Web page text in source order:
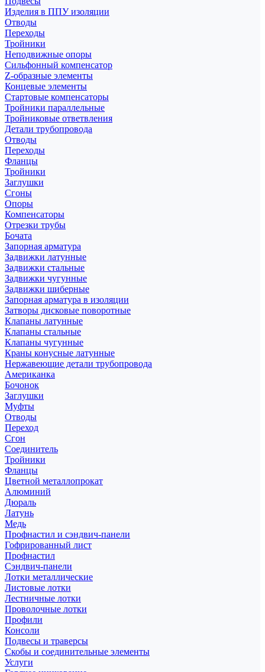
Изделия в ППУ изоляции
Отводы
Переходы
Тройники
Неподвижные опоры
Cильфонный компенсатор
Z-образные элементы
Концевые элементы
Стартовые компенсаторы
Тройники параллельные
Тройниковые ответвления
Детали трубопровода
Отводы
Переходы
Фланцы
Тройники
Заглушки
Сгоны
Опоры
Компенсаторы
Отрезки трубы
Бочата
Запорная арматура
Задвижки латунные
Задвижки стальные
Задвижки чугунные
Задвижки шиберные
Запорная арматура в изоляции
Затворы дисковые поворотные
Клапаны латунные
Клапаны стальные
Клапаны чугунные
Краны конусные латунные
Нержавеющие детали трубопровода
Американка
Бочонок
Заглушки
Муфты
Отводы
Переход
Сгон
Соединитель
Тройники
Фланцы
Цветной металлопрокат
Алюминий
Дюраль
Латунь
Медь
Профнастил и сэндвич-панели
Гофрированный лист
Профнастил
Сэндвич-панели
Лотки металлические
Листовые лотки
Лестничные лотки
Проволочные лотки
Профили
Консоли
Подвесы и траверсы
Скобы и соединительные элементы
Услуги